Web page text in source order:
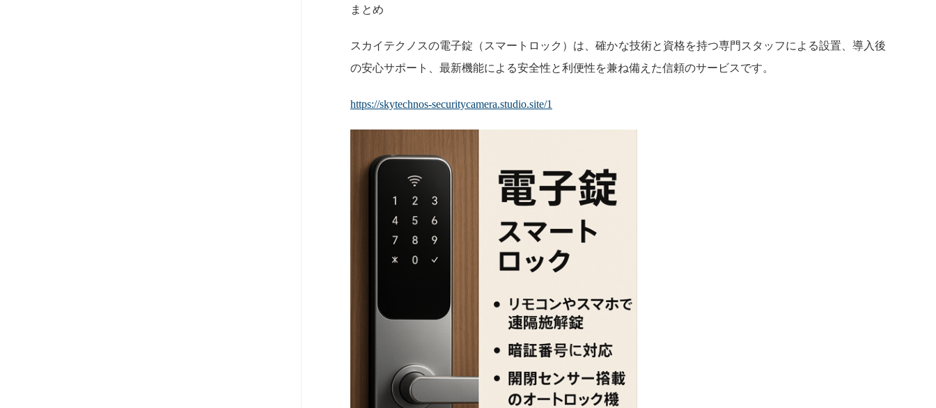
まとめ
スカイテクノスの電子錠（スマートロック）は、確かな技術と資格を持つ専門スタッフによる設置、導入後
の安心サポート、最新機能による安全性と利便性を兼ね備えた信頼のサービスです。
https://skytechnos-securitycamera.studio.site/1